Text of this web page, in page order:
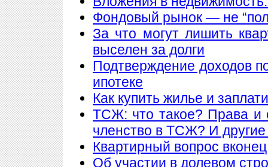
Фондовый рынок — не
За что могут лишить
выселен за долги
Подтверждение доходов
ипотеке
Как купить жилье и
ТСЖ: что такое? Права и
членство в ТСЖ? И
Квартирный вопрос
Об участии в долевом